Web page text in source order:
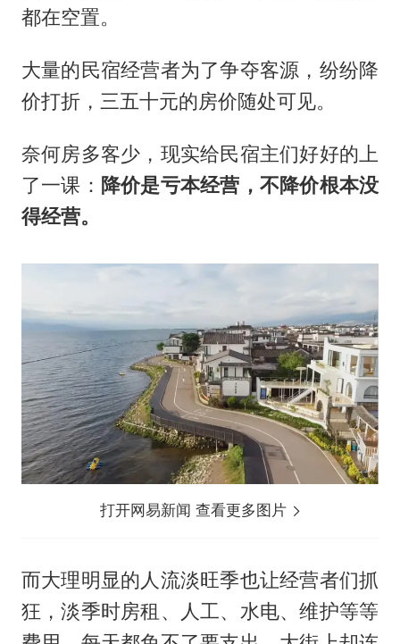
都在空置。
大量的民宿经营者为了争夺客源，纷纷降
价打折，三五十元的房价随处可见。
奈何房多客少，现实给民宿主们好好的上
了一课： 降价是亏本经营，不降价根本没
得经营。
打开网易新闻 查看更多图片
而大理明显的人流淡旺季也让经营者们抓
狂，淡季时房租、人工、水电、维护等等